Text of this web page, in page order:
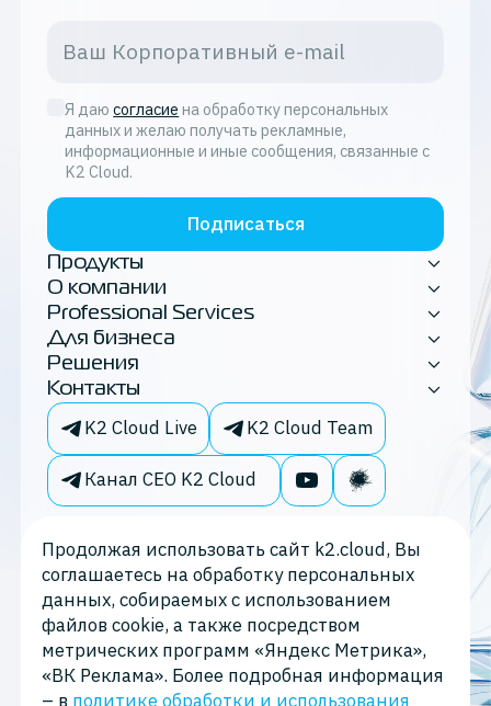
Я даю согласие на обработку персональных
данных и желаю получать рекламные,
информационные и иные сообщения, связанные с
K2 Cloud.
Подписаться
Продукты
О компании
Professional Services
Для бизнеса
Решения
Контакты
K2 Cloud Live K2 Cloud Team
Канал CEO K2 Cloud
Продолжая использовать сайт k2.cloud, Вы
соглашаетесь на обработку персональных
данных, собираемых с использованием
файлов cookie, а также посредством
метрических программ «Яндекс Метрика»,
«ВК Реклама». Более подробная информация
– в политике обработки и использования